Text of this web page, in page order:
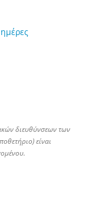
διευθύνσεων των
είναι